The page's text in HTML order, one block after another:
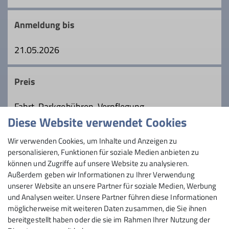
haben und einen erholsamen,
stressfreien Tag am Berg erleben steht bei
Details
Anmeldung bis
21.05.2026
Preis
Fahrt, Parkgebühren, Verpflegung
Maximale Teilnehmeranzahl
16
Diese Website verwendet Cookies
Wir verwenden Cookies, um Inhalte und Anzeigen zu
personalisieren, Funktionen für soziale Medien anbieten zu
können und Zugriffe auf unsere Website zu analysieren.
Außerdem geben wir Informationen zu Ihrer Verwendung
unserer Website an unsere Partner für soziale Medien, Werbung
und Analysen weiter. Unsere Partner führen diese Informationen
möglicherweise mit weiteren Daten zusammen, die Sie ihnen
bereitgestellt haben oder die sie im Rahmen Ihrer Nutzung der